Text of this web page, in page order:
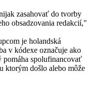
zasahovať do tvorby
obsadzovania redakcií,"
je holandská
v kódexe označuje ako
pomáha spolufinancovať
ktorým došlo alebo môže